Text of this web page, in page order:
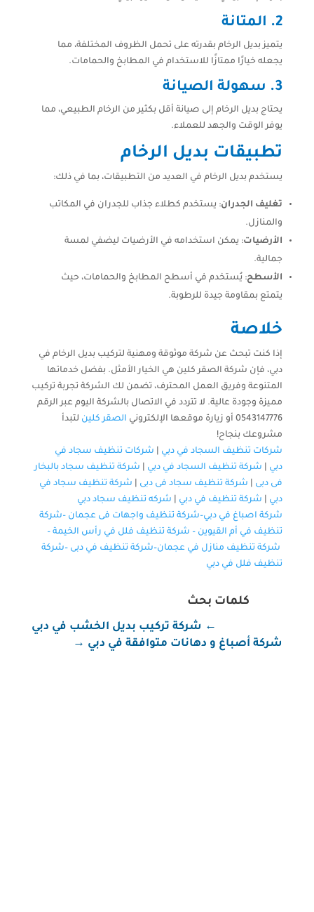
2. المتانة
يتميز بديل الرخام بقدرته على تحمل الظروف المختلفة، مما
يجعله خيارًا ممتازًا للاستخدام في المطابخ والحمامات.
3. سهولة الصيانة
يحتاج بديل الرخام إلى صيانة أقل بكثير من الرخام الطبيعي، مما
يوفر الوقت والجهد للعملاء.
تطبيقات بديل الرخام
يستخدم بديل الرخام في العديد من التطبيقات، بما في ذلك:
تغليف الجدران: يستخدم كطلاء جذاب للجدران في المكاتب
والمنازل.
الأرضيات: يمكن استخدامه في الأرضيات ليضفي لمسة
جمالية.
الأسطح: يُستخدم في أسطح المطابخ والحمامات، حيث
يتمتع بمقاومة جيدة للرطوبة.
خلاصة
إذا كنت تبحث عن شركة موثوقة ومهنية لتركيب بديل الرخام في
دبي، فإن شركة الصقر كلين هي الخيار الأمثل. بفضل خدماتها
المتنوعة وفريق العمل المحترف، تضمن لك الشركة تجربة تركيب
مميزة وجودة عالية. لا تتردد في الاتصال بالشركة اليوم عبر الرقم
0543147776 أو زيارة موقعها الإلكتروني
الصقر كلين لتبدأ
مشروعك بنجاح!
شركات تنظيف السجاد في دبي
شركات تنظيف سجاد في
دبي
شركة تنظيف السجاد في دبي
شركة تنظيف سجاد بالبخار
فى دبى
شركة تنظيف سجاد فى دبى
شركة تنظيف سجاد في
دبي
شركة تنظيف في دبي
شركه تنظيف سجاد دبي
شركة اصباغ في دبي–شركة تنظيف واجهات فى عجمان –شركة
تنظيف في أم القيوين – شركة تنظيف فلل في رأس الخيمة–
شركة تنظيف منازل في عجمان–شركة تنظيف في دبى –شركة
تنظيف فلل في دبي
كلمات بحث
← شركة تركيب بديل الخشب في دبي
شركة أصباغ و دهانات متوافقة في دبي →